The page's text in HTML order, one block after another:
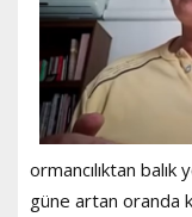
ormancılıktan
güne artan oranda